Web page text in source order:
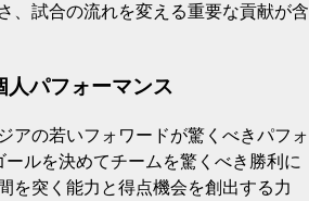
、試合の流れを変える重要な貢献が含
人パフォーマンス
アの若いフォワードが驚くべきパフォ
ルを決めてチームを驚くべき勝利に
を突く能力と得点機会を創出する力